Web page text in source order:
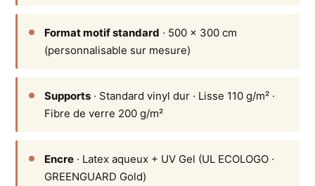
Format motif standard · 500 × 300 cm
(personnalisable sur mesure)
Supports · Standard vinyl dur · Lisse 110 g/m² ·
Fibre de verre 200 g/m²
Encre · Latex aqueux + UV Gel (UL ECOLOGO ·
GREENGUARD Gold)